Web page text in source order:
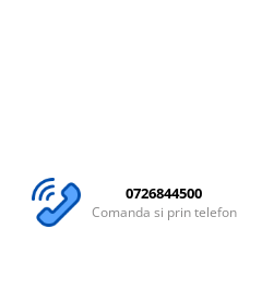
0726844500
Comanda si prin telefon